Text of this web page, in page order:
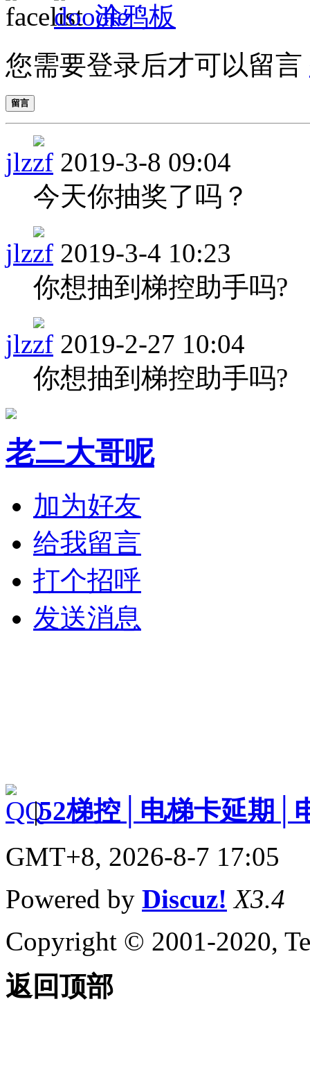
涂鸦板
您需要登录后才可以留言
留言
jlzzf 2019-3-8 09:04
今天你抽奖了吗？
jlzzf 2019-3-4 10:23
你想抽到梯控助手吗?
jlzzf 2019-2-27 10:04
你想抽到梯控助手吗?
老二大哥呢
加为好友
给我留言
打个招呼
发送消息
|52梯控│电梯卡延期│
GMT+8, 2026-8-7 17:05
Powered by Discuz! X3.4
Copyright © 2001-2020,
返回顶部